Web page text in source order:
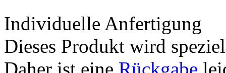
Individuelle Anfertigung
Dieses Produkt wird